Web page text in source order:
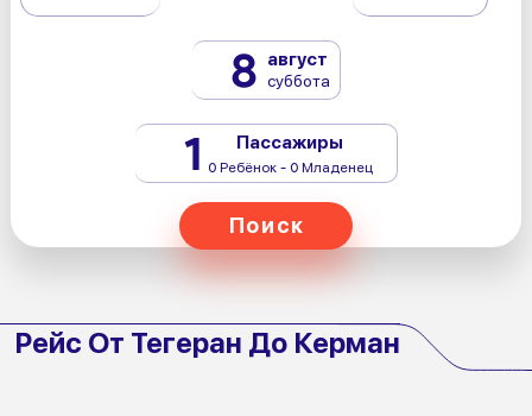
8 август
суббота
1 Пассажиры
0 Ребёнок - 0 Младенец
Поиск
Рейс От Тегеран До Керман